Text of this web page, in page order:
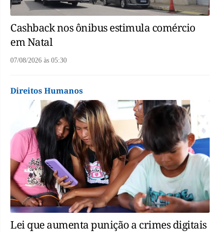
Cashback nos ônibus estimula comércio
em Natal
07/08/2026 às 05:30
Direitos Humanos
Lei que aumenta punição a crimes digitais